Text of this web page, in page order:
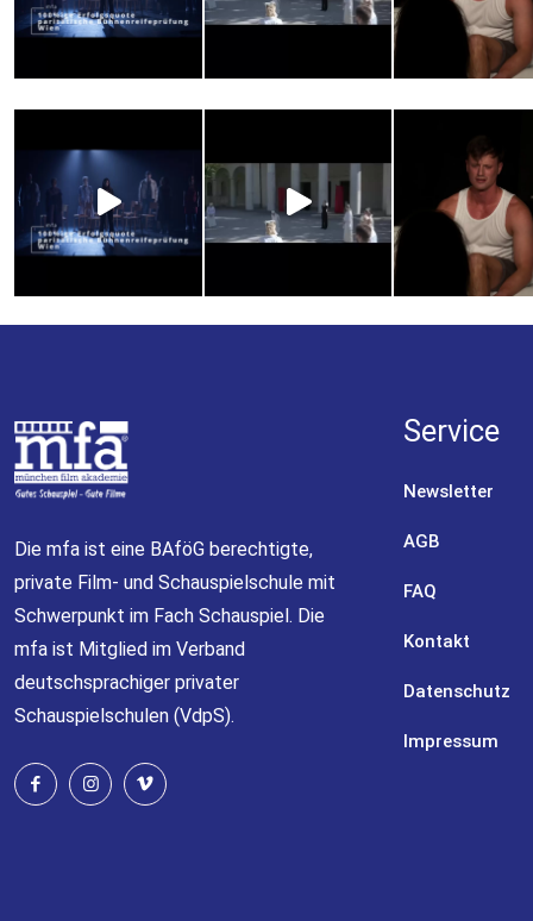
Die mfa ist eine BAföG berechtigte,
private Film- und Schauspielschule mit
Schwerpunkt im Fach Schauspiel. Die
mfa ist Mitglied im Verband
deutschsprachiger privater
Schauspielschulen (VdpS).
Service
Newsletter
AGB
FAQ
Kontakt
Datenschutz
Impressum